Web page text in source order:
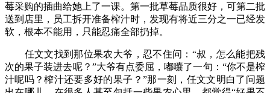
莓采购的插曲给她上了一课。第一批草莓品质很好，可第二批
送到店里，员工拆开准备榨汁时，发现有将近三分之一已经发
软，根本不能用，只能忍痛全部扔掉。
任文文找到那位果农大爷，忍不住问：“叔，怎么能把残
次的果子装进去呢？”大爷有点委屈，嘟囔了一句：“你不是榨
汁呢吗？榨汁还要多好的果子？”那一刻，任文文明白了问题